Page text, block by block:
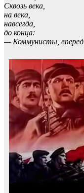
Сквозь века,
на века,
навсегда,
до конца:
— Коммунисты,